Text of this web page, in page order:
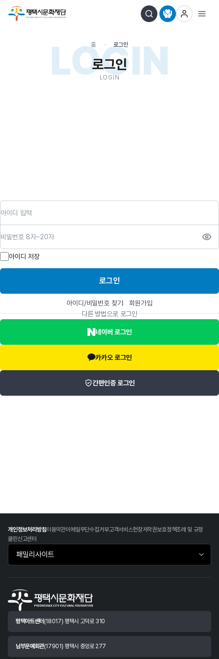
LOGIN
홈 로그인
로그인
LOGIN
아이디 저장
로그인
아이디/비밀번호 찾기
회원가입
다른 방법으로 로그인
네이버 로그인
카카오 로그인
간편인증 로그인
개인정보처리방침이용약관이메일무단수집거부고객서비스헌장저작권보호정책조례 및 규정
클린신고센터
패밀리사이트 바로가기
평택아트센터 (18017) 평택시 고덕로 310
남부문예회관(17901) 평택시 중앙로 277